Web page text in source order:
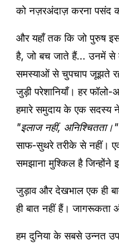
को नज़रअंदाज़ करना पसंद
और यहाँ तक कि जो पुरुष
है, जो बच जाते हैं... उनमें से
समस्याओं से चुपचाप जूझते
जुड़ी परेशानियाँ। हर
"इलाज नहीं, अनिश्चितता।"
साफ-सुथरे तरीके से नहीं।
समझाना मुश्किल है जिन्होंने
जुड़ाव और देखभाल एक ही
ही बात नहीं हैं। जागरूकता
हम दुनिया के सबसे उन्नत